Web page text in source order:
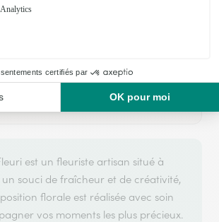
est membre du réseau Interflora et a
pour sa qualité de
est un fleuriste artisan situé à
un souci de fraîcheur et de créativité,
florale est réalisée avec soin
vos moments les plus précieux.